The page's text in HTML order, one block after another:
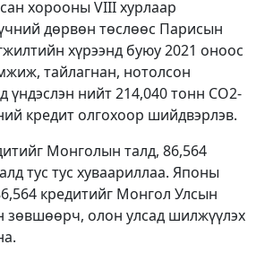
хорооны VIII хурлаар
дөрвөн төслөөс Парисын
хүрээнд буюу 2021 оноос
тайлагнан, нотолсон
үндэслэн нийт 214,040 тонн СО2-
кредит олгохоор шийдвэрлэв.
Монголын талд, 86,564
тус тус хуваариллаа. Японы
кредитийг Монгол Улсын
зөвшөөрч, олон улсад шилжүүлэх